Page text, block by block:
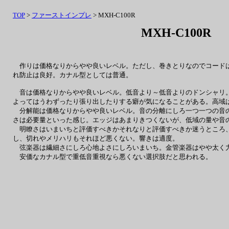
作りは価格なりからやや良いレベル。ただし、巻きとりなのでコード
れ防止は良好。カナル型としては普通。
音は価格なりからやや良いレベル。低音より～低音よりのドンシャ
よってはうわずったり張り出したりする癖が気になることがある。高
分解能は価格なりからやや良いレベル。音の分離にしろ一つ一つの
さは必要量といった感じ。エッジはあまりきつくないが、低域の量や
明瞭さはいまいちと評価すべきかそれなりと評価すべきか迷うとこ
し、切れやメリハリもそれほど悪くない。響きは適度。
弦楽器は繊細さにしろ心地よさにしろいまいち。金管楽器はやや太
安価なカナル型で重低音重視なら悪くない選択肢だと思われる。
MXH-C100R
TOP > ファーストインプレ > MXH-C100R